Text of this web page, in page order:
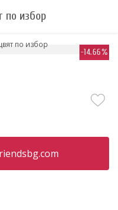
-14.66%
по избор